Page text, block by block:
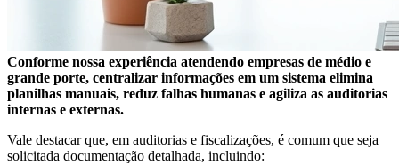
Conforme nossa experiência atendendo empresas de médio e
grande porte, centralizar informações em um sistema elimina
planilhas manuais, reduz falhas humanas e agiliza as auditorias
internas e externas.
Vale destacar que, em auditorias e fiscalizações, é comum que seja
solicitada documentação detalhada, incluindo: